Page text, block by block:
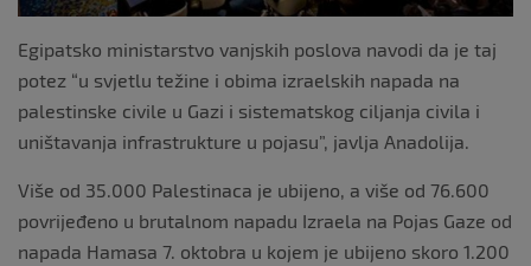
Egipatsko ministarstvo vanjskih poslova navodi da je taj
potez “u svjetlu težine i obima izraelskih napada na
palestinske civile u Gazi i sistematskog ciljanja civila i
uništavanja infrastrukture u pojasu”, javlja Anadolija.
Više od 35.000 Palestinaca je ubijeno, a više od 76.600
povrijeđeno u brutalnom napadu Izraela na Pojas Gaze od
napada Hamasa 7. oktobra u kojem je ubijeno skoro 1.200